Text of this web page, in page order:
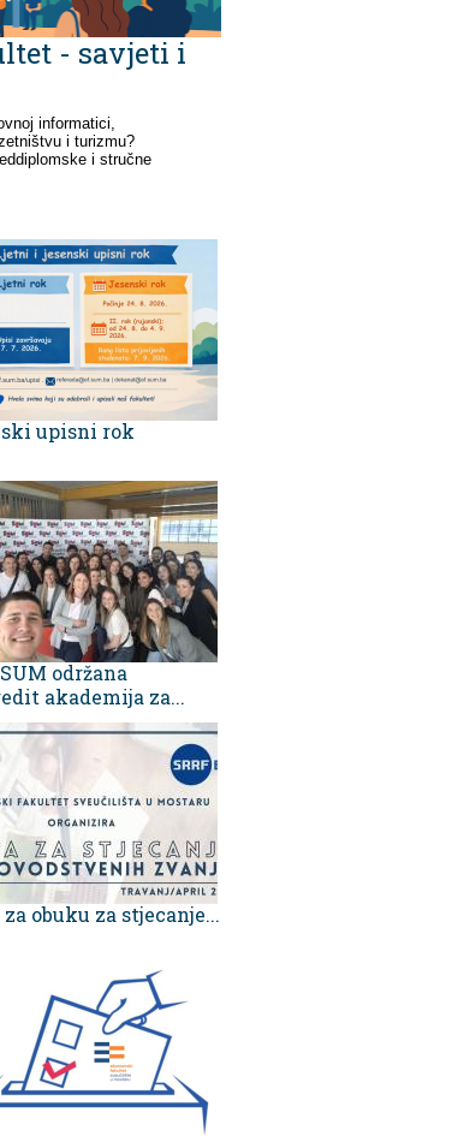
- savjeti i
informatici,
i turizmu?
i stručne
upisni rok
održana
akademija za...
obuku za stjecanje...